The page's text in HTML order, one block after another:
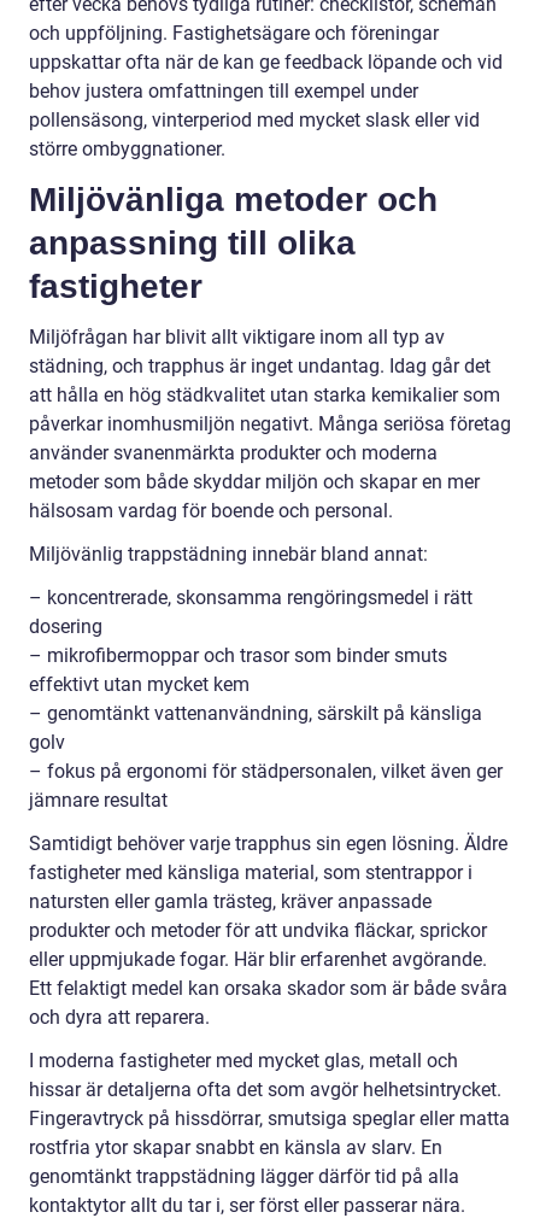
och uppföljning. Fastighetsägare och föreningar
uppskattar ofta när de kan ge feedback löpande och vid
behov justera omfattningen till exempel under
pollensäsong, vinterperiod med mycket slask eller vid
större ombyggnationer.
Miljövänliga metoder och
anpassning till olika
fastigheter
Miljöfrågan har blivit allt viktigare inom all typ av
städning, och trapphus är inget undantag. Idag går det
att hålla en hög städkvalitet utan starka kemikalier som
påverkar inomhusmiljön negativt. Många seriösa företag
använder svanenmärkta produkter och moderna
metoder som både skyddar miljön och skapar en mer
hälsosam vardag för boende och personal.
Miljövänlig trappstädning innebär bland annat:
– koncentrerade, skonsamma rengöringsmedel i rätt
dosering
– mikrofibermoppar och trasor som binder smuts
effektivt utan mycket kem
– genomtänkt vattenanvändning, särskilt på känsliga
golv
– fokus på ergonomi för städpersonalen, vilket även ger
jämnare resultat
Samtidigt behöver varje trapphus sin egen lösning. Äldre
fastigheter med känsliga material, som stentrappor i
natursten eller gamla trästeg, kräver anpassade
produkter och metoder för att undvika fläckar, sprickor
eller uppmjukade fogar. Här blir erfarenhet avgörande.
Ett felaktigt medel kan orsaka skador som är både svåra
och dyra att reparera.
I moderna fastigheter med mycket glas, metall och
hissar är detaljerna ofta det som avgör helhetsintrycket.
Fingeravtryck på hissdörrar, smutsiga speglar eller matta
rostfria ytor skapar snabbt en känsla av slarv. En
genomtänkt trappstädning lägger därför tid på alla
kontaktytor allt du tar i, ser först eller passerar nära.